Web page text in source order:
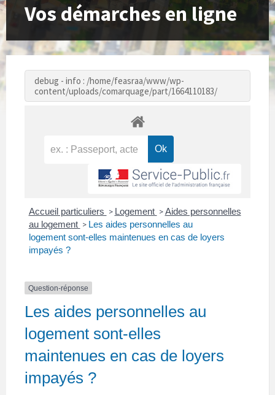
Vos démarches en ligne
debug - info : /home/feasraa/www/wp-
content/uploads/comarquage/part/1664110183/
Accueil particuliers > Logement > Aides personnelles
au logement > Les aides personnelles au
logement sont-elles maintenues en cas de loyers
impayés ?
Question-réponse
Les aides personnelles au
logement sont-elles
maintenues en cas de loyers
impayés ?